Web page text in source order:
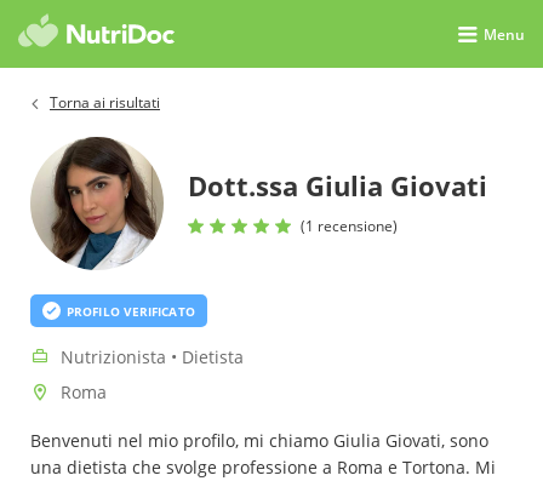
Menu
Torna ai risultati
Dott.ssa Giulia Giovati
(1 recensione)
PROFILO VERIFICATO
Nutrizionista • Dietista
Roma
Benvenuti nel mio profilo, mi chiamo Giulia Giovati, sono
una dietista che svolge professione a Roma e Tortona. Mi